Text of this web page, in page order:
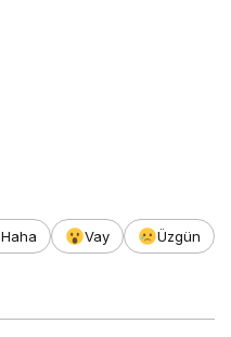
Haha Vay
Üzgün